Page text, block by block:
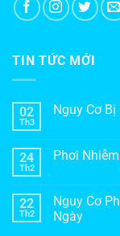
TIN TỨC MỚI
02
Th3
Nguy Cơ
24
Th2
Phơi
22
Th2
Nguy Cơ
Ngày